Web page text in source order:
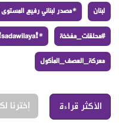
لبنان *مصدر لبناني رفيع المستوى
#محلقات_مفخخة *❗️sadawilaya❗*
معركة_العصف_المأكول
الأكثر قراءة إخترنا